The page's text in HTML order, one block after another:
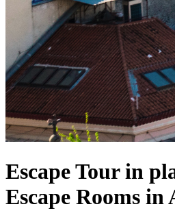
Escape Tour in
Escape Rooms in